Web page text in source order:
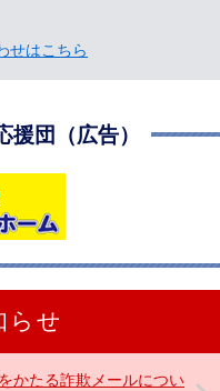
せはこちら
団（広告）
らせ
かたる詐欺メールについ